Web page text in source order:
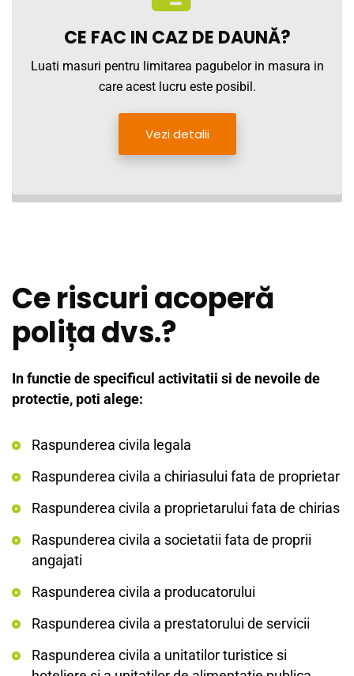
CE FAC IN CAZ DE DAUNĂ?
Luati masuri pentru limitarea pagubelor in masura in
care acest lucru este posibil.
Vezi detalii
Ce riscuri acoperă
polița dvs.?
In functie de specificul activitatii si de nevoile de
protectie, poti alege:
Raspunderea civila legala
Raspunderea civila a chiriasului fata de proprietar
Raspunderea civila a proprietarului fata de chirias
Raspunderea civila a societatii fata de proprii
angajati
Raspunderea civila a producatorului
Raspunderea civila a prestatorului de servicii
Raspunderea civila a unitatilor turistice si